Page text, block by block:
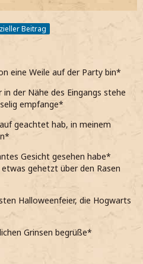
Beitrag
eine Weile auf der Party bin*
der Nähe des Eingangs stehe
empfange*
geachtet hab, in meinem
Gesicht gesehen habe*
gehetzt über den Rasen
Halloweenfeier, die Hogwarts
Grinsen begrüße*